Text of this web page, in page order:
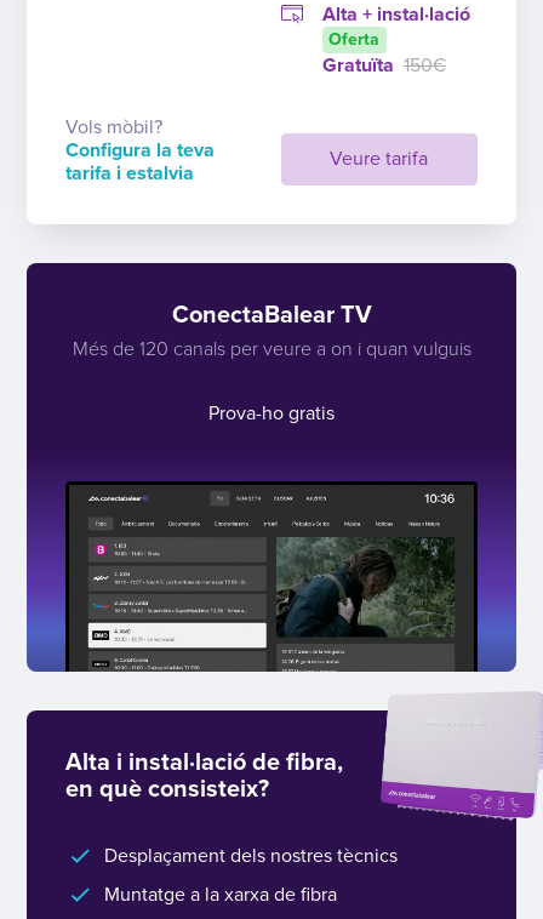
Veure tarifa
Alta + instal·lació
Oferta
Gratuïta 150€
Vols mòbil?
Configura la teva
tarifa i estalvia
ConectaBalear TV
Més de 120 canals per veure a on i quan vulguis
Prova-ho gratis
Alta i instal·lació de fibra,
en què consisteix?
Desplaçament dels nostres tècnics
Muntatge a la xarxa de fibra